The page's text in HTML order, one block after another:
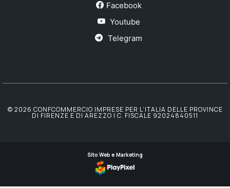
Facebook
Youtube
Telegram
© 2026 CONFCOMMERCIO IMPRESE PER L’ITALIA DELLE PROVINCE
DI FIRENZE E DI AREZZO | C. FISCALE 92024840511
Sito Web e Marketing